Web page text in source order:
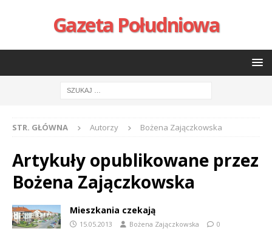
Gazeta Południowa
STR. GŁÓWNA Autorzy Bożena Zajączkowska
Artykuły opublikowane przez
Bożena Zajączkowska
Mieszkania czekają
15.05.2013 Bożena Zajączkowska 0